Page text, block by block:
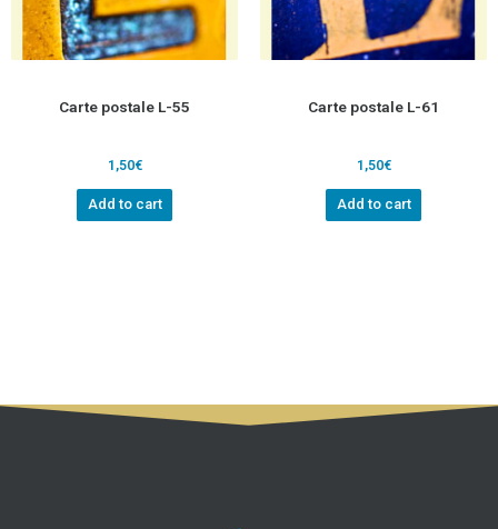
Carte postale L-55
1,50€
Add to cart
Carte postale L-61
1,50€
Add to cart